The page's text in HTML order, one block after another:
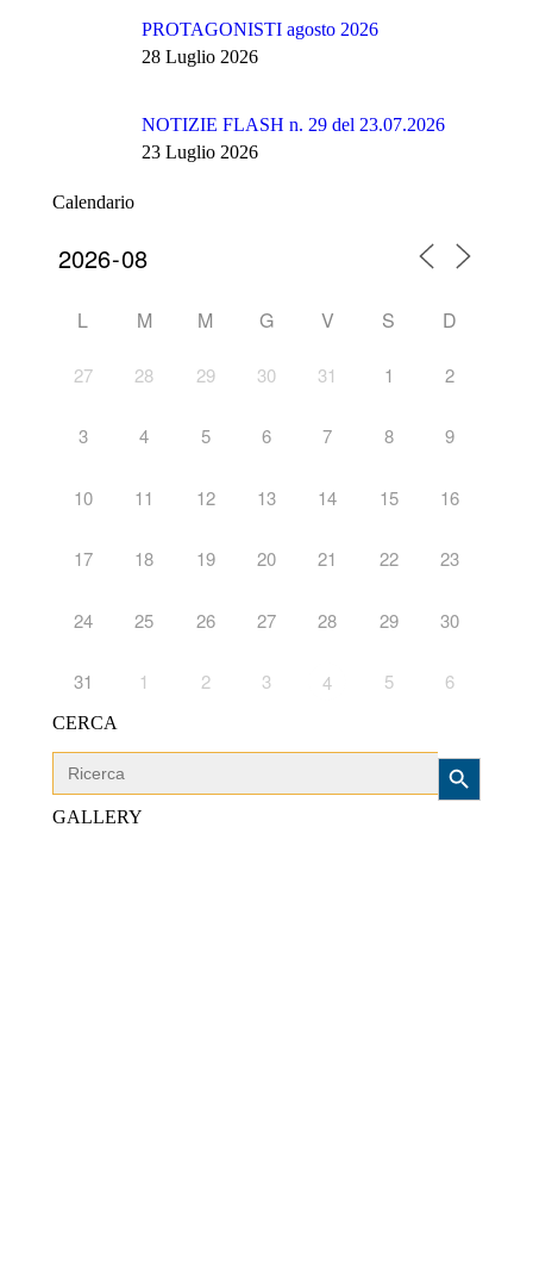
PROTAGONISTI agosto 2026
28 Luglio 2026
NOTIZIE FLASH n. 29 del 23.07.2026
23 Luglio 2026
Calendario
L M M G V S D
27 28 29 30 31 1 2
3 4 5 6 7 8 9
10 11 12 13 14 15 16
17 18 19 20 21 22 23
24 25 26 27 28 29 30
31 1 2 3 4 5 6
CERCA
Search
for:
Search Button
GALLERY